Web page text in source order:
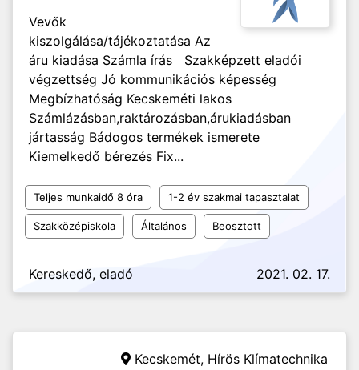
Vevők
kiszolgálása/tájékoztatása Az
áru kiadása Számla írás Szakképzett eladói
végzettség Jó kommunikációs képesség
Megbízhatóság Kecskeméti lakos
Számlázásban,raktározásban,árukiadásban
jártasság Bádogos termékek ismerete
Kiemelkedő bérezés Fix...
Teljes munkaidő 8 óra 1-2 év szakmai tapasztalat
Szakközépiskola Általános Beosztott
Kereskedő, eladó 2021. 02. 17.
Kecskemét, Hírös Klímatechnika